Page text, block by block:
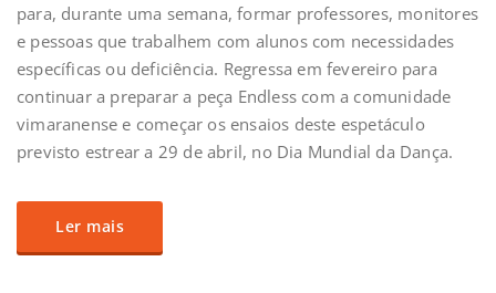
para, durante uma semana, formar professores, monitores
e pessoas que trabalhem com alunos com necessidades
específicas ou deficiência. Regressa em fevereiro para
continuar a preparar a peça Endless com a comunidade
vimaranense e começar os ensaios deste espetáculo
previsto estrear a 29 de abril, no Dia Mundial da Dança.
Ler mais